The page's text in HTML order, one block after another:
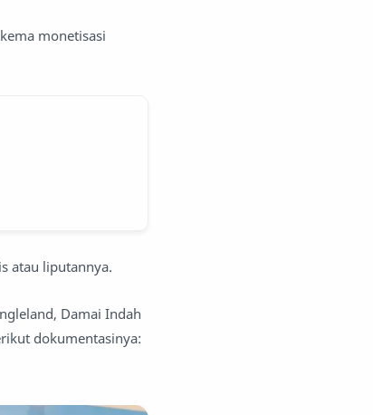
monetisasi
atau liputannya.
Damai Indah
dokumentasinya: